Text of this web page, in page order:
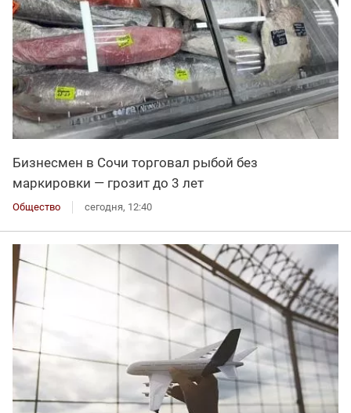
Бизнесмен в Сочи торговал рыбой без
маркировки — грозит до 3 лет
Общество сегодня, 12:40